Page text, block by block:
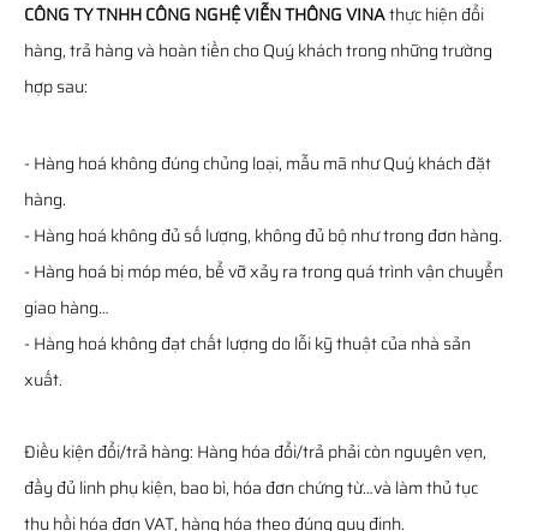
CÔNG TY TNHH CÔNG NGHỆ VIỄN THÔNG VINAthực hiện đổi
hàng, trả hàng và hoàn tiền cho Quý khách trong những trường
hợp sau:
- Hàng hoá không đúng chủng loại, mẫu mã như Quý khách đặt
hàng.
- Hàng hoá không đủ số lượng, không đủ bộ như trong đơn hàng.
- Hàng hoá bị móp méo, bể vỡ xảy ra trong quá trình vận chuyển
giao hàng…
- Hàng hoá không đạt chất lượng do lỗi kỹ thuật của nhà sản
xuất.
Điều kiện đổi/trả hàng: Hàng hóa đổi/trả phải còn nguyên vẹn,
đầy đủ linh phụ kiện, bao bì, hóa đơn chứng từ…và làm thủ tục
thu hồi hóa đơn VAT, hàng hóa theo đúng quy định.